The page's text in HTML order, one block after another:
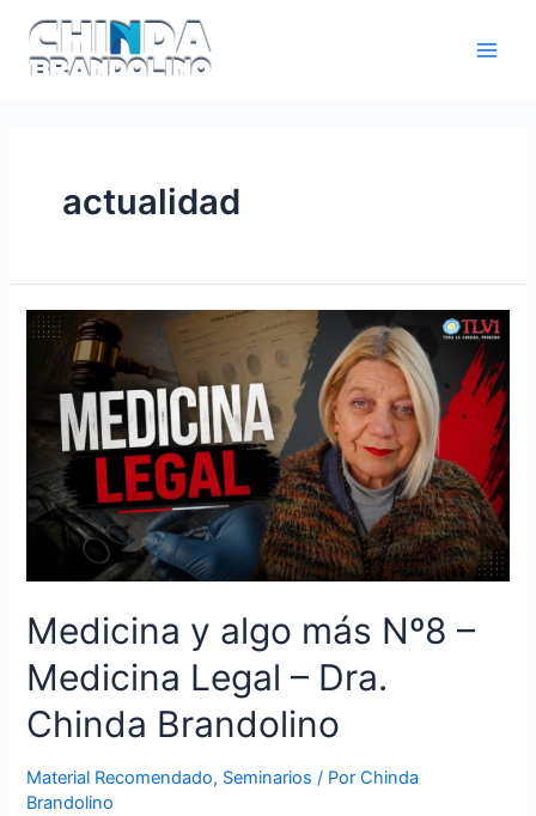
actualidad
Medicina y algo más Nº8 –
Medicina Legal – Dra.
Chinda Brandolino
Material Recomendado, Seminarios / PorChinda
Brandolino